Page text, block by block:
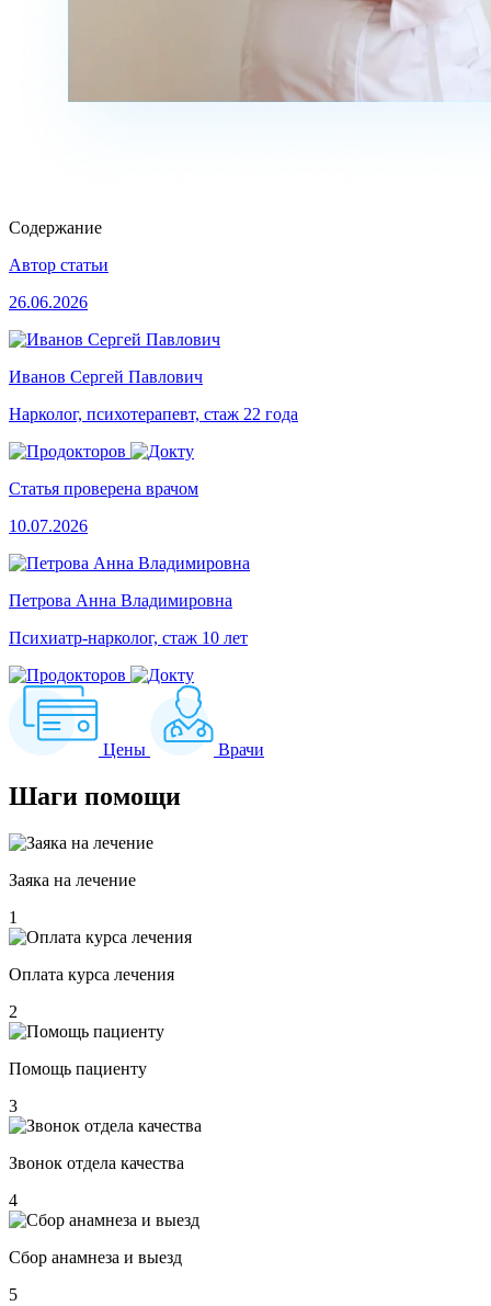
Содержание
Автор статьи
26.06.2026
Иванов Сергей Павлович
Нарколог, психотерапевт, стаж 22 года
Статья проверена врачом
10.07.2026
Петрова Анна Владимировна
Психиатр-нарколог, стаж 10 лет
Цены Врачи
Шаги помощи
Заяка на лечение
1
Оплата курса лечения
2
Помощь пациенту
3
Звонок отдела качества
4
Сбор анамнеза и выезд
5